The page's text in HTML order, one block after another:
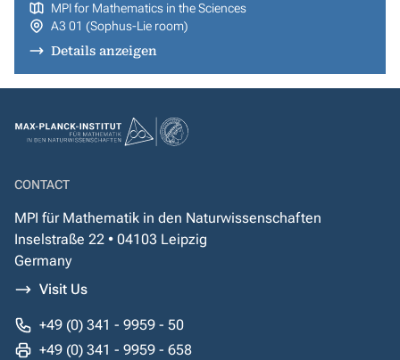
MPI for Mathematics in the Sciences
A3 01 (Sophus-Lie room)
Details anzeigen
CONTACT
MPI für Mathematik in den Naturwissenschaften
Inselstraße 22 • 04103 Leipzig
Germany
Visit Us
+49 (0) 341 - 9959 - 50
+49 (0) 341 - 9959 - 658